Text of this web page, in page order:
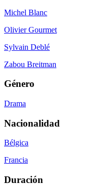
Michel Blanc
Olivier Gourmet
Sylvain Deblé
Zabou Breitman
Género
Drama
Nacionalidad
Bélgica
Francia
Duración